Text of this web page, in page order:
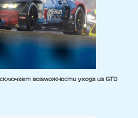
возможности ухода из GTD